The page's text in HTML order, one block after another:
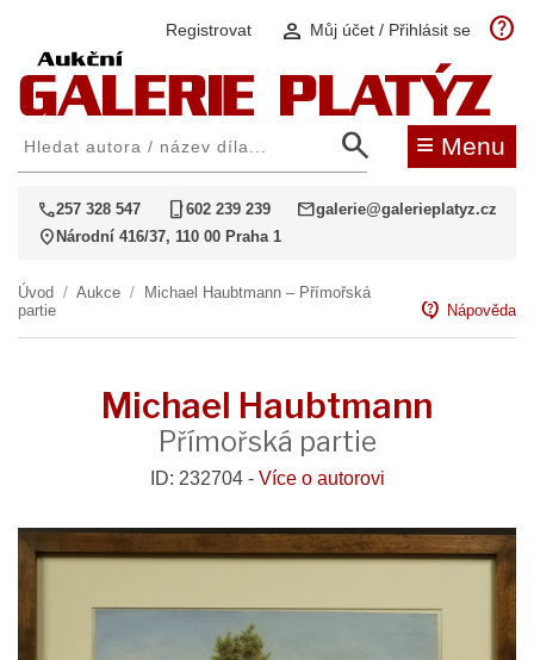
Registrovat person Můj účet / Přihlásit se help
search ≡ Menu
call257 328 547 phone_iphone602 239 239 mailgalerie@galerieplatyz.cz
location_on Národní 416/37, 110 00 Praha 1
Úvod / Aukce /
Michael Haubtmann – Přímořská
partie
contact_support Nápověda
Michael Haubtmann
Přímořská partie
ID: 232704 - Více o autorovi